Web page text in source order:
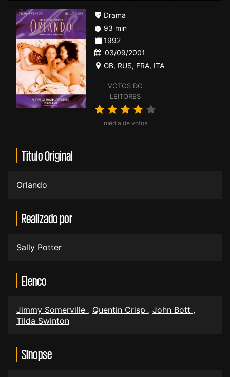
VOTOS DO
LEITORES
média de votos
Drama
93 min
1992
03/09/2001
GB, RUS, FRA, ITA
Título Original
Orlando
Realizado por
Sally Potter
Elenco
Jimmy Somerville , Quentin Crisp , John Bott ,
Tilda Swinton
Sinopse